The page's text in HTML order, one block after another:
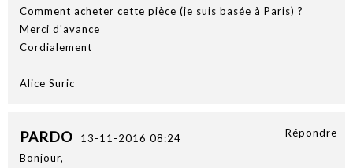
Comment acheter cette pièce (je suis basée à Paris) ?
Merci d'avance
Cordialement
Alice Suric
PARDO 13-11-2016 08:24
Répondre
Bonjour,